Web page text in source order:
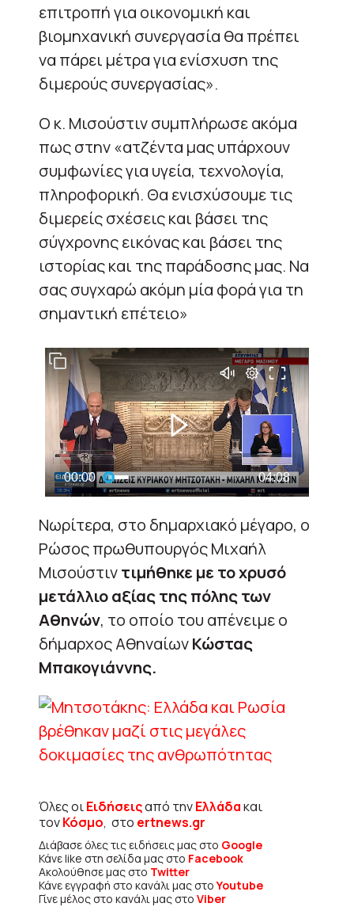
επιτροπή για οικονομική και
βιομηχανική συνεργασία θα πρέπει
να πάρει μέτρα για ενίσχυση της
διμερούς συνεργασίας».
Ο κ. Μισούστιν συμπλήρωσε ακόμα
πως στην «ατζέντα μας υπάρχουν
συμφωνίες για υγεία, τεχνολογία,
πληροφορική. Θα ενισχύσουμε τις
διμερείς σχέσεις και βάσει της
σύγχρονης εικόνας και βάσει της
ιστορίας και της παράδοσης μας. Να
σας συγχαρώ ακόμη μία φορά για τη
σημαντική επέτειο»
Νωρίτερα, στο δημαρχιακό μέγαρο, ο
Ρώσος πρωθυπουργός Μιχαήλ
Μισούστιντιμήθηκε με το χρυσό
μετάλλιο αξίας της πόλης των
Αθηνών, το οποίο του απένειμε ο
δήμαρχος ΑθηναίωνΚώστας
Μπακογιάννης.
Όλες οιΕιδήσειςαπό τηνΕλλάδακαι
τονΚόσμο, στο ertnews.gr
Διάβασε όλες τις ειδήσεις μας στο Google
Κάνε like στη σελίδα μας στο Facebook
Ακολούθησε μας στο Twitter
Κάνε εγγραφή στο κανάλι μας στοYoutube
Γίνε μέλος στο κανάλι μας στο Viber